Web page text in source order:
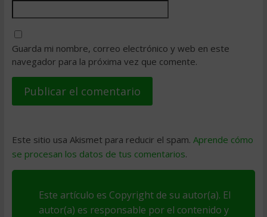
Guarda mi nombre, correo electrónico y web en este
navegador para la próxima vez que comente.
Este sitio usa Akismet para reducir el spam. Aprende cómo
se procesan los datos de tus comentarios.
Este artículo es Copyright de su autor(a). El
autor(a) es responsable por el contenido y